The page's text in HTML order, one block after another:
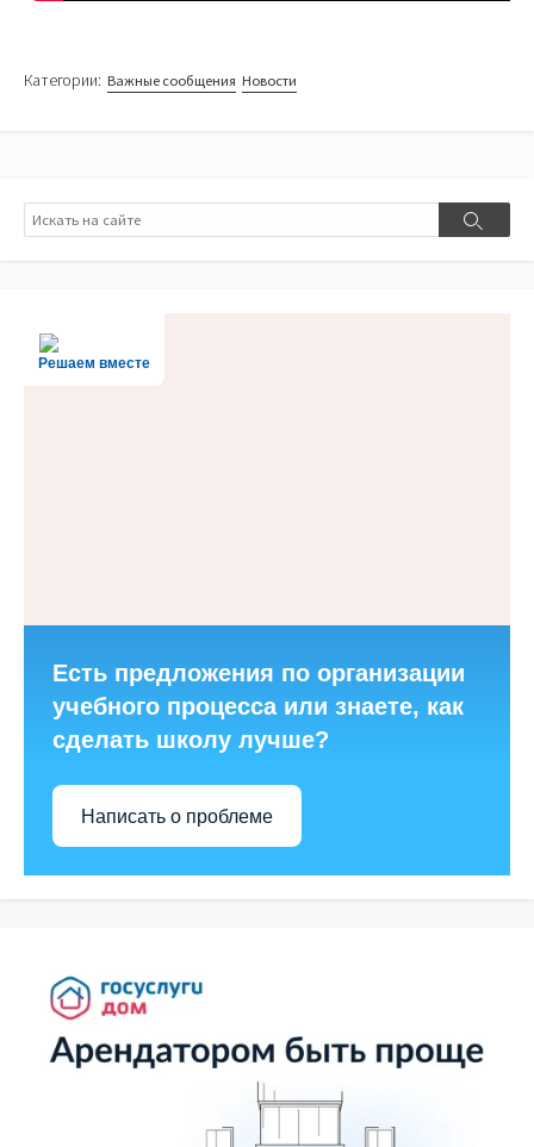
Категории: Важные сообщения Новости
Поиск
Поиск
Решаем вместе
Есть предложения по организации
учебного процесса или знаете, как
сделать школу лучше?
Написать о проблеме